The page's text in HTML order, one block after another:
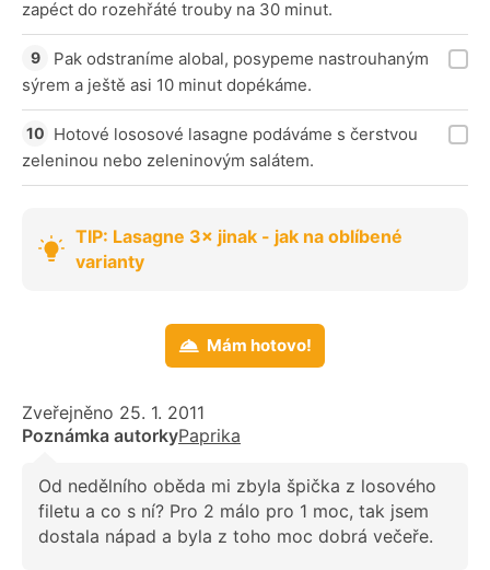
zapéct do rozehřáté trouby na 30 minut.
Pak odstraníme alobal, posypeme nastrouhaným
sýrem a ještě asi 10 minut dopékáme.
Hotové lososové lasagne podáváme s čerstvou
zeleninou nebo zeleninovým salátem.
TIP: Lasagne 3× jinak - jak na oblíbené
varianty
Mám hotovo!
Zveřejněno 25. 1. 2011
Poznámka autorkyPaprika
Od nedělního oběda mi zbyla špička z losového
filetu a co s ní? Pro 2 málo pro 1 moc, tak jsem
dostala nápad a byla z toho moc dobrá večeře.